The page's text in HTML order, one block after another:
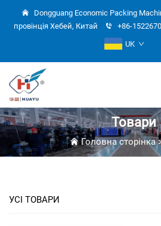
Dongguang Economic Packing
провінція Хебей, Китай
+86-
UK
Товари
Головна сторінка
УСІ ТОВАРИ